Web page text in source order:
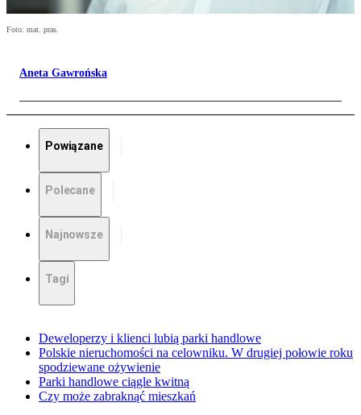
Foto: mat. pras.
Aneta Gawrońska
Powiązane
Polecane
Najnowsze
Tagi
Deweloperzy i klienci lubią parki handlowe
Polskie nieruchomości na celowniku. W drugiej połowie roku
spodziewane ożywienie
Parki handlowe ciągle kwitną
Czy może zabraknąć mieszkań